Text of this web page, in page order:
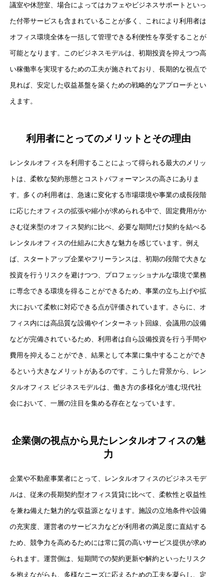
議室や休憩室、場合によってはカフェやビジネスサポートといっ
た付帯サービスも含まれていることが多く、これにより利用者は
オフィス環境全体を一括して管理できる利便性を享受することが
可能となります。このビジネスモデルは、初期投資を抑えつつ高
い稼働率を実現するための工夫が施されており、長期的な視点で
見れば、安定した収益基盤を築くための戦略的なアプローチとい
えます。
利用者にとってのメリットとその理由
レンタルオフィスを利用することによって得られる最大のメリッ
トは、柔軟な契約形態とコストパフォーマンスの高さにありま
す。多くの利用者は、急速に変化する市場環境や事業の成長段階
に応じたオフィスの拡張や縮小が求められる中で、固定費用がか
さむ従来型のオフィス契約に比べ、必要な期間だけ契約を結べる
レンタルオフィスの仕組みに大きな魅力を感じています。例え
ば、スタートアップ企業やフリーランスは、初期の段階で大きな
投資を行うリスクを避けつつ、プロフェッショナルな環境で業務
に専念できる環境を得ることができるため、事業の立ち上げや拡
大において柔軟に対応できる点が評価されています。さらに、オ
フィス内には高品質な設備やインターネット回線、会議用の設備
などが完備されているため、利用者は自ら設備投資を行う手間や
費用を抑えることができ、結果として本業に集中することができ
るという大きなメリットがあるのです。こうした背景から、レン
タルオフィス ビジネスモデルは、働き方の多様化が進む現代社
会において、一層の注目を集める存在となっています。
企業側の視点から見たレンタルオフィスの魅
力
企業や不動産事業者にとって、レンタルオフィスのビジネスモデ
ルは、従来の長期契約型オフィス賃貸に比べて、柔軟性と収益性
を兼ね備えた魅力的な収益源となります。施設の立地条件や設備
の充実度、運営者のサービス力などが利用者の満足度に直結する
ため、競争力を高めるためには常に質の高いサービス提供が求め
られます。運営側は、短期間での契約更新や解約といったリスク
を抱えながらも、多様なニーズに応えるための工夫を凝らし、定